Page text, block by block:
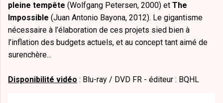
pleine tempête (Wolfgang Petersen, 2000) et The
Impossible (Juan Antonio Bayona, 2012). Le gigantisme
nécessaire à l’élaboration de ces projets sied bien à
l’inflation des budgets actuels, et au concept tant aimé de
surenchère...
Disponibilité vidéo : Blu-ray / DVD FR - éditeur : BQHL